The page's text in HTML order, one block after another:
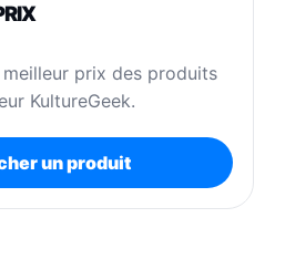
prix des produits
KultureGeek.
un produit